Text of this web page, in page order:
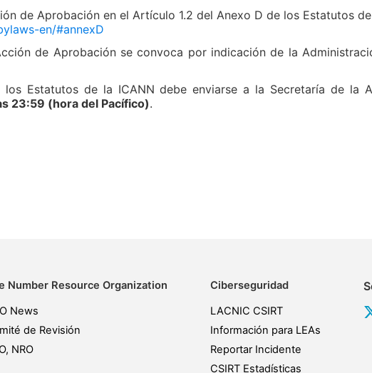
de Aprobación en el Artículo 1.2 del Anexo D de los Estatutos
en/#annexD
de Aprobación se convoca por indicación de la
Estatutos de la ICANN debe enviarse a la Secretaría de la
23:59 (hora del Pacífico).
Number Resource Organization
News
de Revisión
NRO
Ciberseguridad
LACNIC CSIRT
Información para LEAs
Reportar Incidente
CSIRT Estadísticas